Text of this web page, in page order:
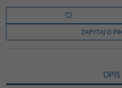
e
o
t
t
e
o
y
i
n
k
z
e
l
s
ZAPYTAJ O
OPIS